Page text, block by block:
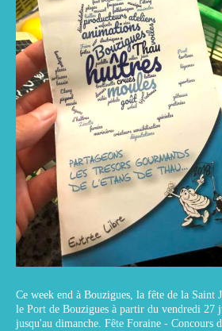
Ce week end à Bouzigues, la fête de la Saint
le Port de Bouzigues à partir du vendredi 27
jusqu'au dimanche. Fête Foraine - Concours